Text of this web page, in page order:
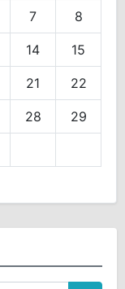
7 8
14 15
21 22
28 29